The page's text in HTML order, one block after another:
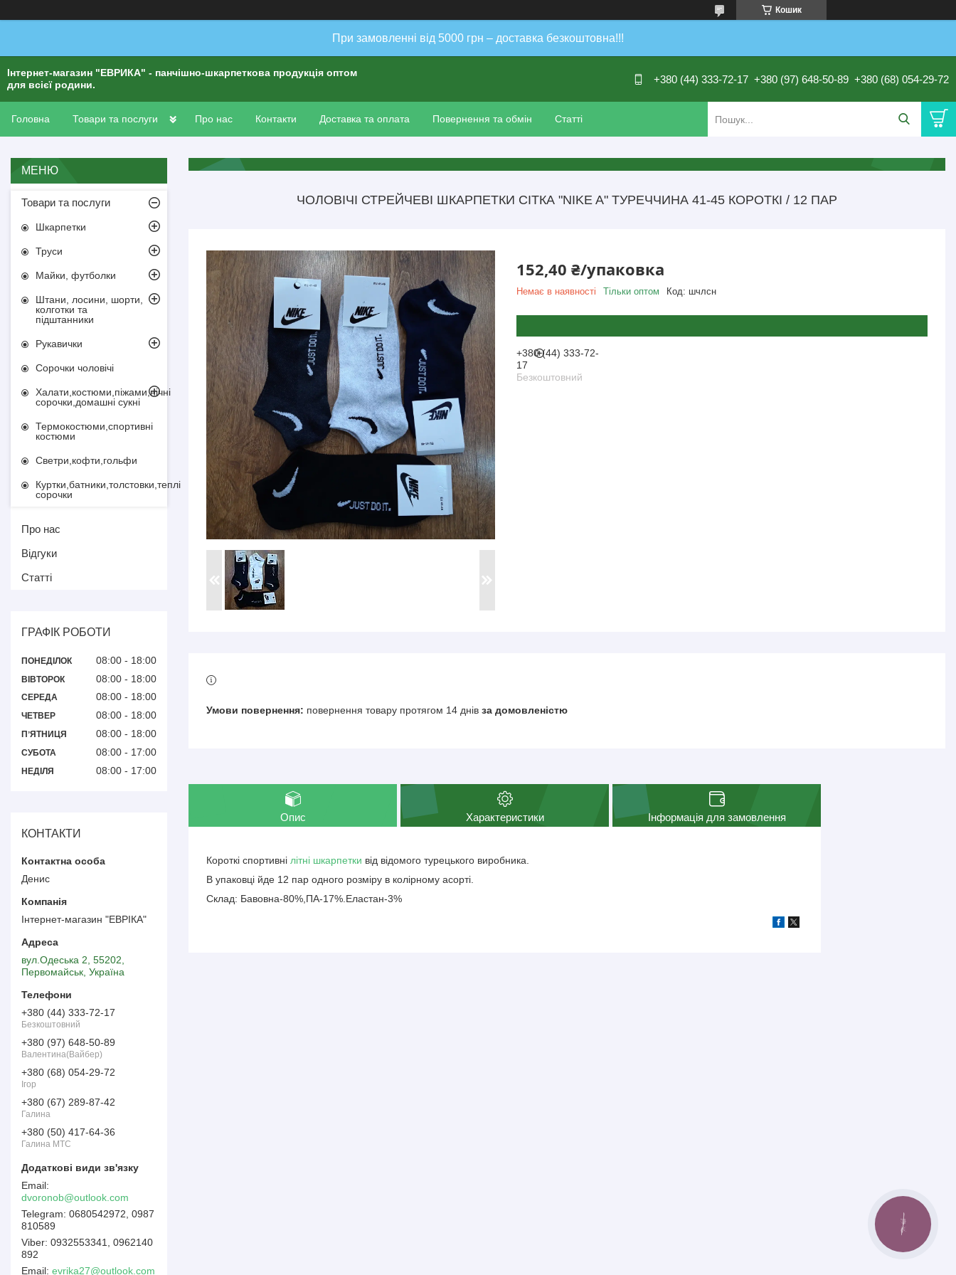
Кошик
При замовленні від 5000 грн – доставка безкоштовна!!!
Інтернет-магазин "ЕВРИКА" - панчішно-шкарпеткова продукція оптом
для всієї родини.
+380 (44) 333-72-17 +380 (97) 648-50-89 +380 (68) 054-29-72
Головна Товари та послуги Про нас Контакти Доставка та оплата Повернення та обмін Статті
ЧОЛОВІЧІ СТРЕЙЧЕВІ ШКАРПЕТКИ СІТКА "NIKE A" ТУРЕЧЧИНА 41-45 КОРОТКІ / 12 ПАР
152,40 ₴/упаковка
Немає в наявності Тільки оптом Код: шчлсн
+380 (44) 333-72-
17
Безкоштовний
повернення товару протягом 14 днів за домовленістю
Опис Характеристики Інформація для замовлення
Короткі спортивні літні шкарпетки від відомого турецького виробника.
В упаковці йде 12 пар одного розміру в колірному асорті.
Склад: Бавовна-80%,ПА-17%.Еластан-3%
Товари та послуги
Шкарпетки
Труси
Майки, футболки
Штани, лосини, шорти,
колготки та
підштанники
Рукавички
Сорочки чоловічі
Халати,костюми,піжами,нічні
сорочки,домашні сукні
Термокостюми,спортивні
костюми
Светри,кофти,гольфи
Куртки,батники,толстовки,теплі
сорочки
Про нас
Відгуки
Статті
ГРАФІК РОБОТИ
ПОНЕДІЛОК 08:00 18:00
ВІВТОРОК 08:00 18:00
СЕРЕДА 08:00 18:00
ЧЕТВЕР 08:00 18:00
ПʼЯТНИЦЯ 08:00 18:00
СУБОТА 08:00 17:00
НЕДІЛЯ 08:00 17:00
КОНТАКТИ
Денис
Інтернет-магазин "ЕВРІКА"
вул.Одеська 2, 55202,
Первомайськ, Україна
+380 (44) 333-72-17
Безкоштовний
+380 (97) 648-50-89
Валентина(Вайбер)
+380 (68) 054-29-72
Ігор
+380 (67) 289-87-42
Галина
+380 (50) 417-64-36
Галина МТС
dvoronob@outlook.com
0680542972, 0987
810589
0932553341, 0962140
892
Email evrika27@outlook.com
КНОПКА
ЗВ'ЯЗКУ